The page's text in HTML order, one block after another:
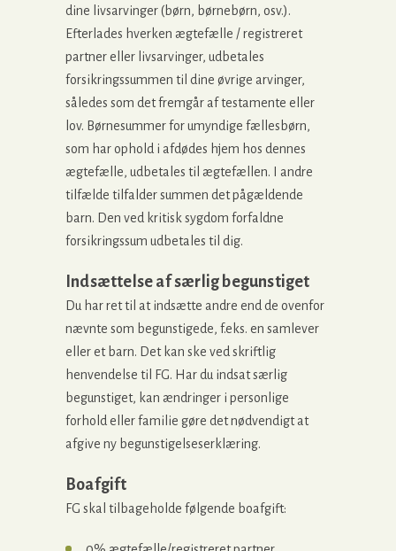
dine livsarvinger (børn, børnebørn, osv.).
Efterlades hverken ægtefælle / registreret
partner eller livsarvinger, udbetales
forsikringssummen til dine øvrige arvinger,
således som det fremgår af testamente eller
lov. Børnesummer for umyndige fællesbørn,
som har ophold i afdødes hjem hos dennes
ægtefælle, udbetales til ægtefællen. I andre
tilfælde tilfalder summen det pågældende
barn. Den ved kritisk sygdom forfaldne
forsikringssum udbetales til dig.
Indsættelse af særlig begunstiget
Du har ret til at indsætte andre end de ovenfor
nævnte som begunstigede, f.eks. en samlever
eller et barn. Det kan ske ved skriftlig
henvendelse til FG. Har du indsat særlig
begunstiget, kan ændringer i personlige
forhold eller familie gøre det nødvendigt at
afgive ny begunstigelseserklæring.
Boafgift
FG skal tilbageholde følgende boafgift: